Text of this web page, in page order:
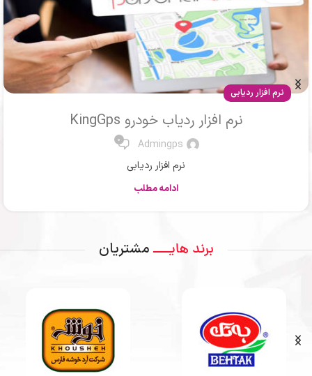
مقالات
ردیاب ماشین یا جی پی اس خودرو
Mr .Ahmadi
0
ردیاب یا جی پی اس
ادامه مطلب
برند هایــــ مشتریان